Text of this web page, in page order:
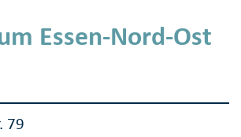
Essen-Nord-Ost
79